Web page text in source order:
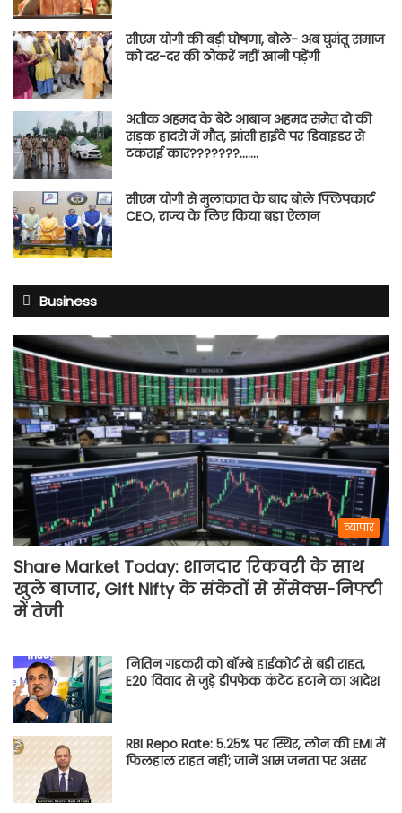
सीएम योगी की बड़ी घोषणा, बोले- अब घुमंतू समाज
को दर-दर की ठोकरें नहीं खानी पड़ेंगी
अतीक अहमद के बेटे आबान अहमद समेत दो की
सड़क हादसे में मौत, झांसी हाईवे पर डिवाइडर से
टकराई कार???????…….
सीएम योगी से मुलाकात के बाद बोले फ्लिपकार्ट
CEO, राज्य के लिए किया बड़ा ऐलान
Business
व्यापार
Share Market Today: शानदार रिकवरी के साथ
खुले बाजार, Gift Nifty के संकेतों से सेंसेक्स-निफ्टी
में तेजी
नितिन गडकरी को बॉम्बे हाईकोर्ट से बड़ी राहत,
E20 विवाद से जुड़े डीपफेक कंटेंट हटाने का आदेश
RBI Repo Rate: 5.25% पर स्थिर, लोन की EMI में
फिलहाल राहत नहीं; जानें आम जनता पर असर